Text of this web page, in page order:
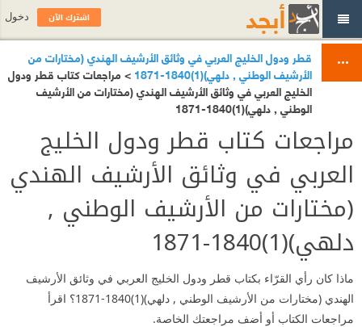
قطر ودول الخليج العربي في وثائق الأرشيف الهندي (مختارات من
الأرشيف الوطني , دلهي)(1)1840-1871
> مراجعات كتاب قطر ودول
الخليج العربي في وثائق الأرشيف الهندي (مختارات من الأرشيف
الوطني , دلهي)(1)1840-1871
مراجعات كتاب قطر ودول الخليج
العربي في وثائق الأرشيف الهندي
(مختارات من الأرشيف الوطني ,
دلهي)(1)1840-1871
ماذا كان رأي القرّاء بكتاب قطر ودول الخليج العربي في وثائق الأرشيف
الهندي (مختارات من الأرشيف الوطني , دلهي)(1)1840-1871؟ اقرأ
مراجعات الكتاب أو أضف مراجعتك الخاصة.
اشترك الآن دخول